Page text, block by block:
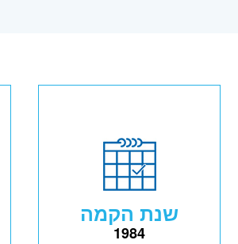
שנת הקמה
1984